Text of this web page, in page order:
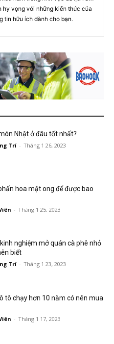
hy vọng với những kiến thức của
tin hữu ích dành cho bạn.
Nhật ở đâu tốt nhất?
Trí - Tháng 1 26, 2023
hoa mật ong để được bao
- Tháng 1 25, 2023
nghiệm mở quán cà phê nhỏ
biết
Trí - Tháng 1 23, 2023
tô chạy hơn 10 năm có nên mua
- Tháng 1 17, 2023